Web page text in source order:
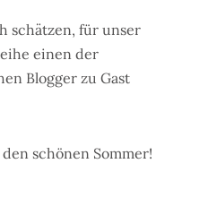
schätzen, für unser
einen der
Blogger zu Gast
schönen Sommer!